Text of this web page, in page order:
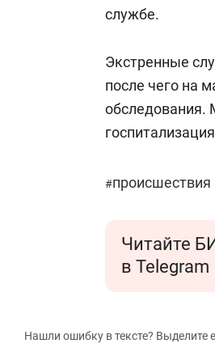
службе.
Экстренные
после чего на
обследования.
#происшествия
Читайте
в Telegram
Нашли ошибку в тексте? Выделите